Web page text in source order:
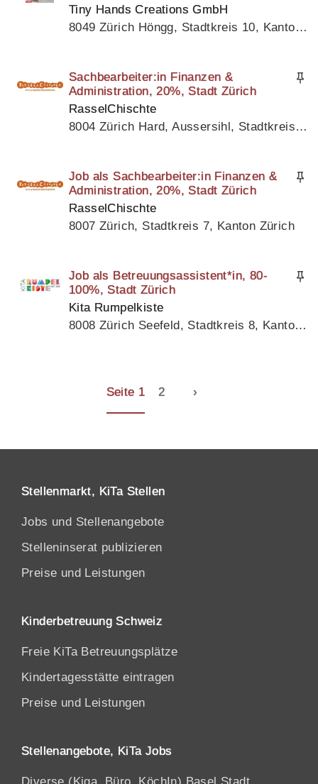
Tiny Hands Creations GmbH
8049 Zürich Höngg, Stadtkreis 10, Kanton Zürich
Sachbearbeiter:in Finanzen &
Administration, 20%, Stadt Zürich
RasselChischte
8004 Zürich Hard, Aussersihl, Stadtkreis 4, Kanton Zürich
Job als Sachbearbeiter:in Finanzen &
Administration, 20%, Stadt Zürich
RasselChischte
8007 Zürich, Stadtkreis 7, Kanton Zürich
Job als Betreuungsassistent*in, 80-
100%, Stadt Zürich
Kita Rumpelkiste
8008 Zürich Seefeld, Stadtkreis 8, Kanton Zürich
Seite 1 2 ›
Stellenmarkt, KiTa Stellen
Jobs und Stellenangebote
Stelleninserat publizieren
Preise und Leistungen
Kinderbetreuung Schweiz
Freie KiTa Betreuungsplätze
Kindertagesstätte eintragen
Preise und Leistungen
Stellenangebote, KiTa Jobs